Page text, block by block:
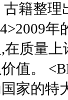
古籍整
年
质量
价值。
家的特